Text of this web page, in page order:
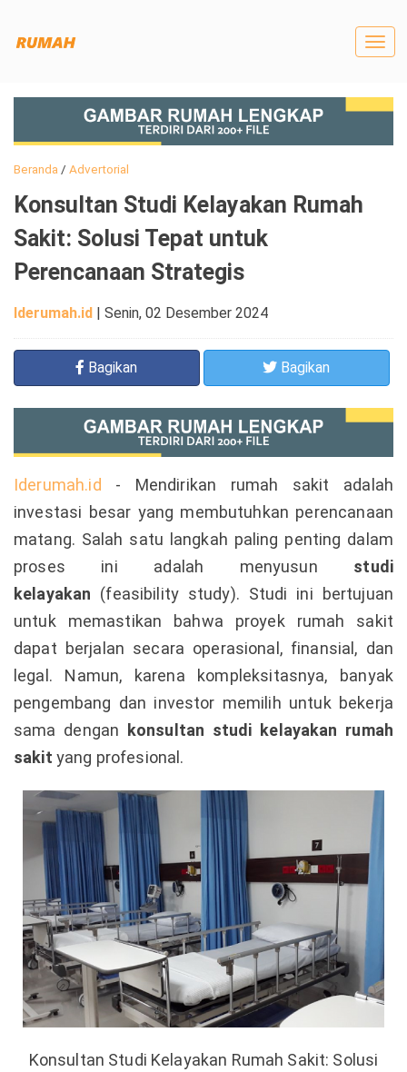
Beranda/ Advertorial
Konsultan Studi Kelayakan Rumah
Sakit: Solusi Tepat untuk
Perencanaan Strategis
Iderumah.id Senin, 02 Desember 2024
Bagikan Bagikan
Iderumah.id - Mendirikan rumah sakit adalah
investasi besar yang membutuhkan perencanaan
matang. Salah satu langkah paling penting dalam
proses ini adalah menyusun studi
kelayakan (feasibility study). Studi ini bertujuan
untuk memastikan bahwa proyek rumah sakit
dapat berjalan secara operasional, finansial, dan
legal. Namun, karena kompleksitasnya, banyak
pengembang dan investor memilih untuk bekerja
sama dengan konsultan studi kelayakan rumah
sakit yang profesional.
Konsultan Studi Kelayakan Rumah Sakit: Solusi